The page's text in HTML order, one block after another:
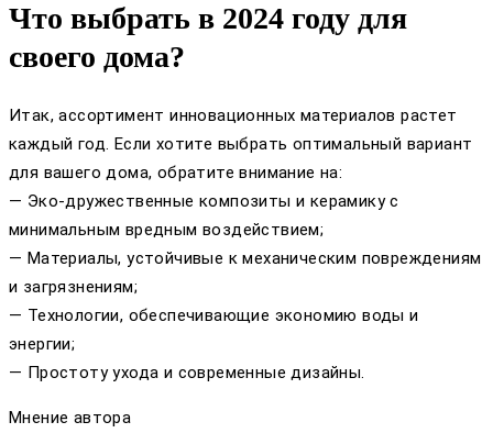
Что выбрать в 2024 году для
своего дома?
Итак, ассортимент инновационных материалов растет
каждый год. Если хотите выбрать оптимальный вариант
для вашего дома, обратите внимание на:
— Эко-дружественные композиты и керамику с
минимальным вредным воздействием;
— Материалы, устойчивые к механическим повреждениям
и загрязнениям;
— Технологии, обеспечивающие экономию воды и
энергии;
— Простоту ухода и современные дизайны.
Мнение автора